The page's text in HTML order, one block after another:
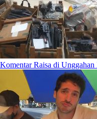
Komentar Raisa di